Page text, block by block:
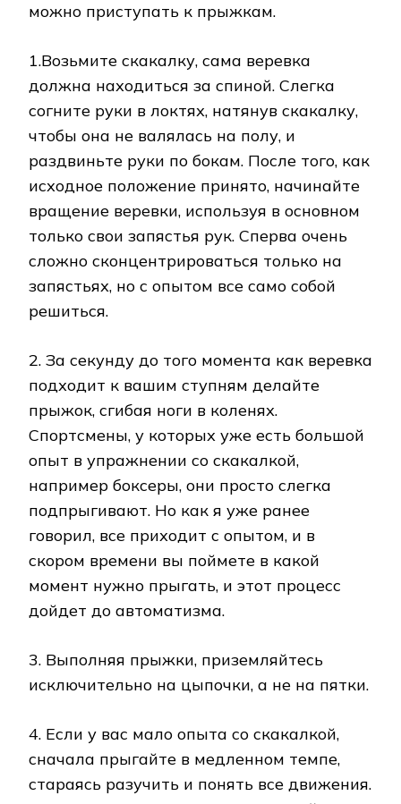
можно приступать к прыжкам.
1.Возьмите скакалку, сама веревка
должна находиться за спиной. Слегка
согните руки в локтях, натянув скакалку,
чтобы она не валялась на полу, и
раздвиньте руки по бокам. После того, как
исходное положение принято, начинайте
вращение веревки, используя в основном
только свои запястья рук. Сперва очень
сложно сконцентрироваться только на
запястьях, но с опытом все само собой
решиться.
2. За секунду до того момента как веревка
подходит к вашим ступням делайте
прыжок, сгибая ноги в коленях.
Спортсмены, у которых уже есть большой
опыт в упражнении со скакалкой,
например боксеры, они просто слегка
подпрыгивают. Но как я уже ранее
говорил, все приходит с опытом, и в
скором времени вы поймете в какой
момент нужно прыгать, и этот процесс
дойдет до автоматизма.
3. Выполняя прыжки, приземляйтесь
исключительно на цыпочки, а не на пятки.
4. Если у вас мало опыта со скакалкой,
сначала прыгайте в медленном темпе,
стараясь разучить и понять все движения.